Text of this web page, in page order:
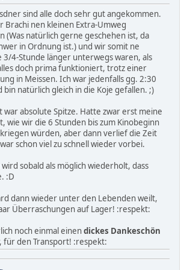
sind alle doch sehr gut angekommen.
Brachi nen kleinen Extra-Umweg
(Was natürlich gerne geschehen ist, da
in Ordnung ist.) und wir somit ne
4-Stunde länger unterwegs waren, als
doch prima funktioniert, trotz einer
in Meissen. Ich war jedenfalls gg. 2:30
bin natürlich gleich in die Koje gefallen. ;)
war absolute Spitze. Hatte zwar erst meine
wie wir die 6 Stunden bis zum Kinobeginn
würden, aber dann verlief die Zeit
schon viel zu schnell wieder vorbei.
wird sobald als möglich wiederholt, dass
:D
dann wieder unter den Lebenden weilt,
Überraschungen auf Lager! :respekt:
noch einmal einendickes Dankeschön
für den Transport! :respekt: